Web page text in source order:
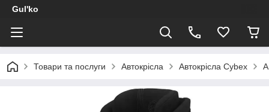
Gul'ko
Товари та послуги Автокрісла Автокрісла Cybex